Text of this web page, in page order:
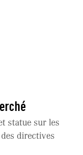
statue sur les
directives